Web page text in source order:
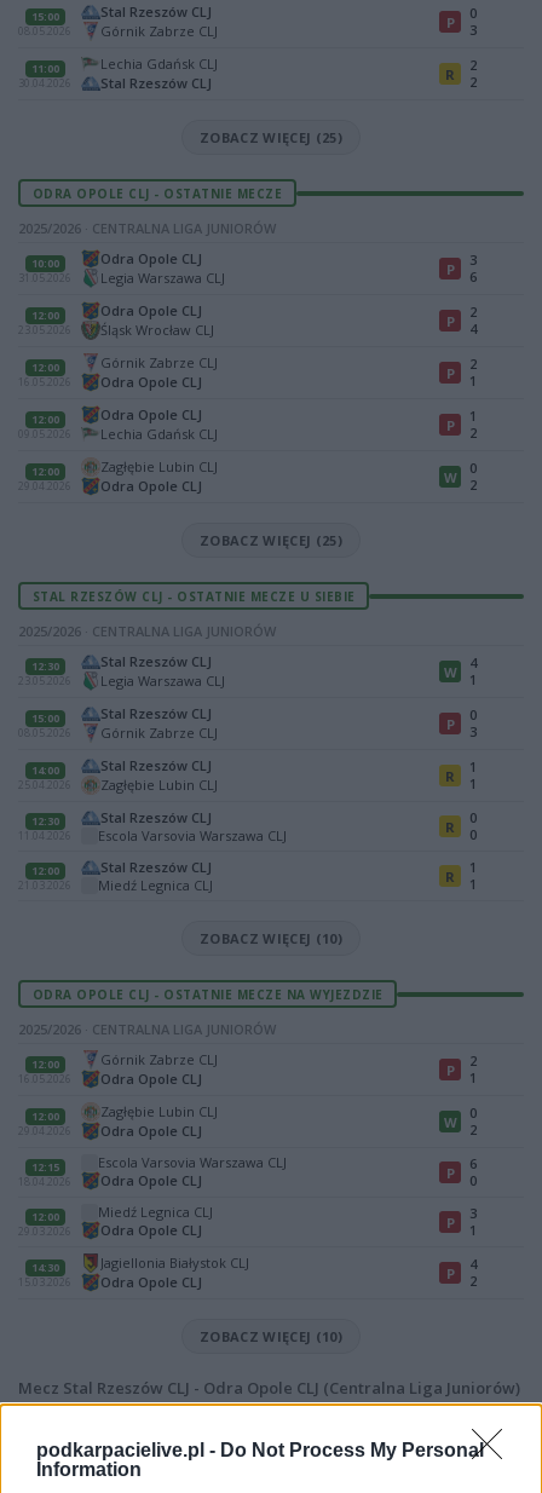
podkarpacielive.pl - Do Not Process My Personal
Information
15:00
08.05.2026
Stal Rzeszów CLJ
Górnik Zabrze CLJ
P
0
3
11:00
30.04.2026
Lechia Gdańsk CLJ
Stal Rzeszów CLJ
R
2
2
ZOBACZ WIĘCEJ (25)
ODRA OPOLE CLJ - OSTATNIE MECZE
2025/2026 · CENTRALNA LIGA JUNIORÓW
10:00
31.05.2026
Odra Opole CLJ
Legia Warszawa CLJ
P
3
6
12:00
23.05.2026
Odra Opole CLJ
Śląsk Wrocław CLJ
P
2
4
12:00
16.05.2026
Górnik Zabrze CLJ
Odra Opole CLJ
P
2
1
12:00
09.05.2026
Odra Opole CLJ
Lechia Gdańsk CLJ
P
1
2
12:00
29.04.2026
Zagłębie Lubin CLJ
Odra Opole CLJ
W
0
2
ZOBACZ WIĘCEJ (25)
STAL RZESZÓW CLJ - OSTATNIE MECZE U SIEBIE
2025/2026 · CENTRALNA LIGA JUNIORÓW
12:30
23.05.2026
Stal Rzeszów CLJ
Legia Warszawa CLJ
W
4
1
15:00
08.05.2026
Stal Rzeszów CLJ
Górnik Zabrze CLJ
P
0
3
14:00
25.04.2026
Stal Rzeszów CLJ
Zagłębie Lubin CLJ
R
1
1
12:30
11.04.2026
Stal Rzeszów CLJ
Escola Varsovia Warszawa CLJ
R
0
0
12:00
21.03.2026
Stal Rzeszów CLJ
Miedź Legnica CLJ
R
1
1
ZOBACZ WIĘCEJ (10)
ODRA OPOLE CLJ - OSTATNIE MECZE NA WYJEZDZIE
2025/2026 · CENTRALNA LIGA JUNIORÓW
12:00
16.05.2026
Górnik Zabrze CLJ
Odra Opole CLJ
P
2
1
12:00
29.04.2026
Zagłębie Lubin CLJ
Odra Opole CLJ
W
0
2
12:15
18.04.2026
Escola Varsovia Warszawa CLJ
Odra Opole CLJ
P
6
0
12:00
29.03.2026
Miedź Legnica CLJ
Odra Opole CLJ
P
3
1
14:30
15.03.2026
Jagiellonia Białystok CLJ
Odra Opole CLJ
P
4
2
ZOBACZ WIĘCEJ (10)
Mecz Stal Rzeszów CLJ - Odra Opole CLJ (Centralna Liga Juniorów)
zostanie w ramach Centralna Liga Juniorów (3. kolejki - Centralna Liga
Juniorów).